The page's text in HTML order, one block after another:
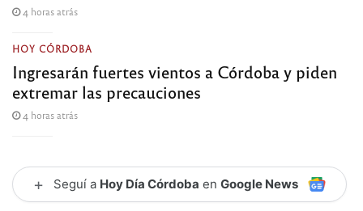
4 horas atrás
HOY CÓRDOBA
Ingresarán fuertes vientos a Córdoba y piden
extremar las precauciones
4 horas atrás
+ Seguí a Hoy Día Córdoba en Google News